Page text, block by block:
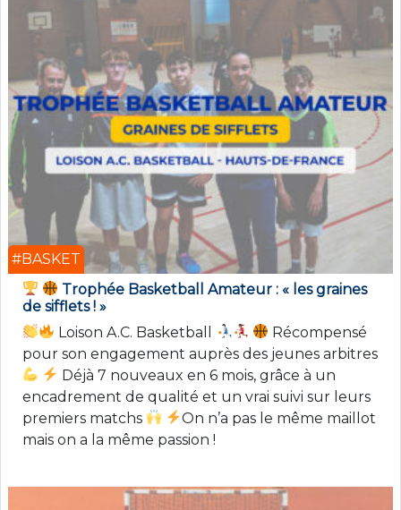
#BASKET
Trophée Basketball Amateur : « les graines
de sifflets ! »
Loison A.C. Basketball
Récompensé
pour son engagement auprès des jeunes arbitres
Déjà 7 nouveaux en 6 mois, grâce à un
encadrement de qualité et un vrai suivi sur leurs
premiers matchs
On n’a pas le même maillot
mais on a la même passion !